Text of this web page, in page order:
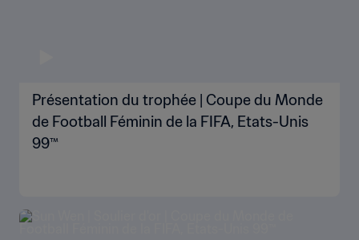
Présentation du trophée | Coupe du Monde
de Football Féminin de la FIFA, Etats-Unis
99™